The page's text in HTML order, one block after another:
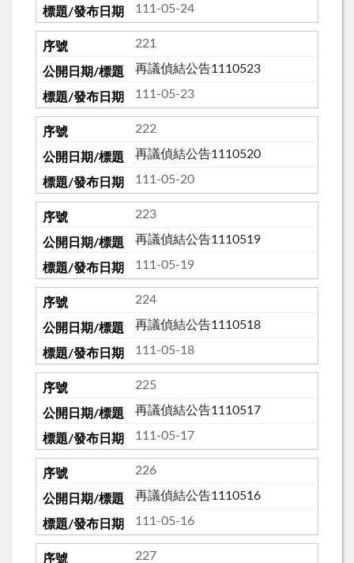
111-05-24
221
再議偵結公告1110523
111-05-23
222
再議偵結公告1110520
111-05-20
223
再議偵結公告1110519
111-05-19
224
再議偵結公告1110518
111-05-18
225
再議偵結公告1110517
111-05-17
226
再議偵結公告1110516
111-05-16
227